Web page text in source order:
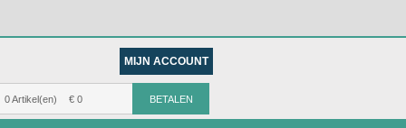
MIJN ACCOUNT
0 Artikel(en) € 0 BETALEN